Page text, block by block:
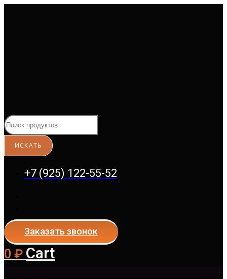
+7 (925) 122-55-52
Заказать звонок
0 ₽ Cart